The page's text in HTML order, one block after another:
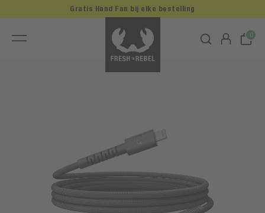
0
Gratis Hand Fan bij elke bestelling